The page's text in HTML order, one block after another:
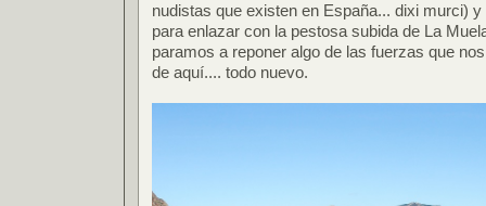
nudistas que existen en España... dixi murci)
para enlazar con la pestosa subida de La
paramos a reponer algo de las fuerzas que
de aquí.... todo nuevo.